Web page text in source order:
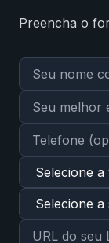
Preencha o